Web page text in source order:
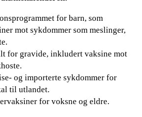
for barn, som
mot sykdommer som meslinger,
for gravide, inkludert vaksine mot
og importerte sykdommer for
til utlandet.
for voksne og eldre.